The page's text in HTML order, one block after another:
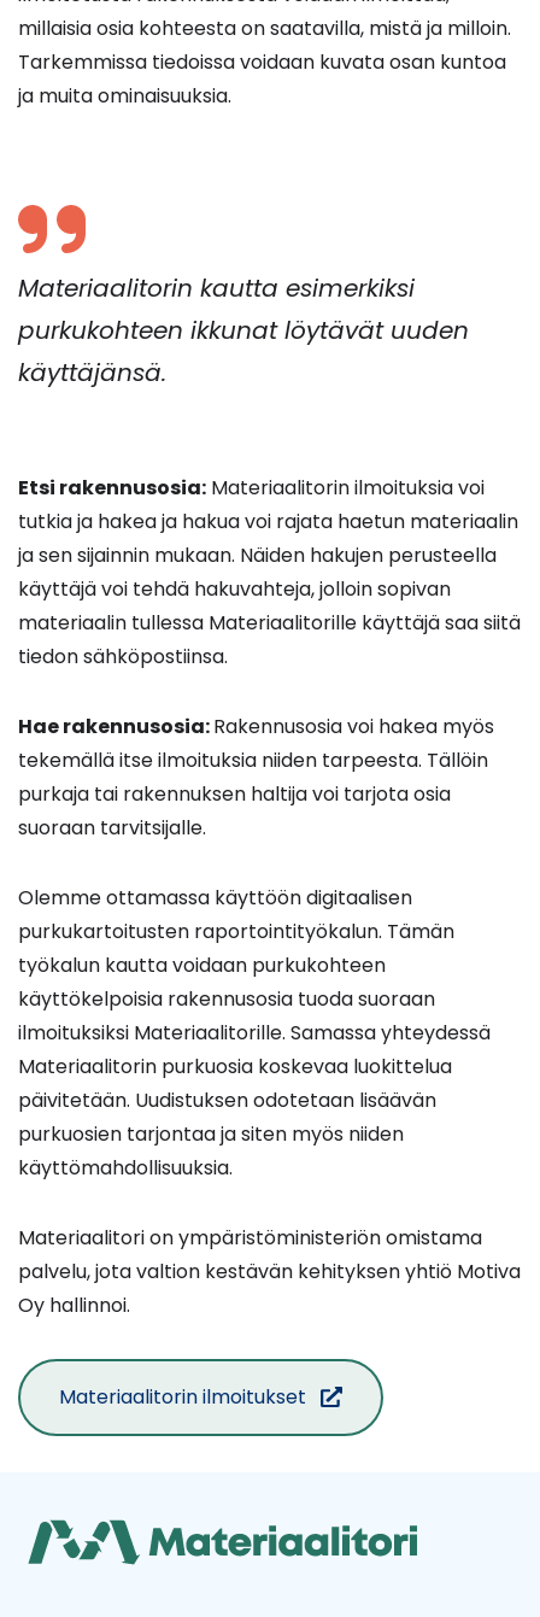
millaisia osia kohteesta on saatavilla, mistä ja milloin.
Tarkemmissa tiedoissa voidaan kuvata osan kuntoa
ja muita ominaisuuksia.
Materiaalitorin kautta esimerkiksi
purkukohteen ikkunat löytävät uuden
käyttäjänsä.
Etsi rakennusosia: Materiaalitorin ilmoituksia voi
tutkia ja hakea ja hakua voi rajata haetun materiaalin
ja sen sijainnin mukaan. Näiden hakujen perusteella
käyttäjä voi tehdä hakuvahteja, jolloin sopivan
materiaalin tullessa Materiaalitorille käyttäjä saa siitä
tiedon sähköpostiinsa.
Hae rakennusosia:Rakennusosia voi hakea myös
tekemällä itse ilmoituksia niiden tarpeesta. Tällöin
purkaja tai rakennuksen haltija voi tarjota osia
suoraan tarvitsijalle.
Olemme ottamassa käyttöön digitaalisen
purkukartoitusten raportointityökalun. Tämän
työkalun kautta voidaan purkukohteen
käyttökelpoisia rakennusosia tuoda suoraan
ilmoituksiksi Materiaalitorille. Samassa yhteydessä
Materiaalitorin purkuosia koskevaa luokittelua
päivitetään. Uudistuksen odotetaan lisäävän
purkuosien tarjontaa ja siten myös niiden
käyttömahdollisuuksia.
Materiaalitori on ympäristöministeriön omistama
palvelu, jota valtion kestävän kehityksen yhtiö Motiva
Oy hallinnoi.
Materiaalitorin ilmoitukset (siirryt
toiseen